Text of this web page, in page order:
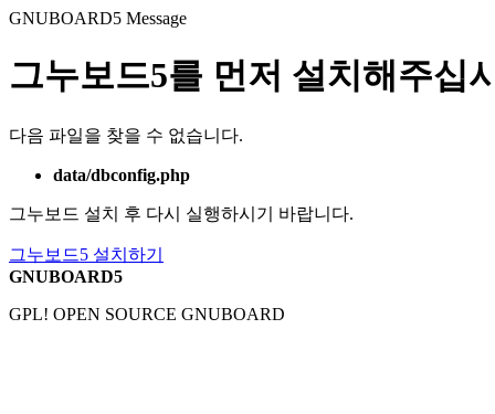
GNUBOARD5 Message
그누보드5를 먼저 설치해주십
다음 파일을 찾을 수 없습니다.
data/dbconfig.php
그누보드 설치 후 다시 실행하시기 바랍니다.
그누보드5 설치하기
GNUBOARD5
GPL! OPEN SOURCE GNUBOARD